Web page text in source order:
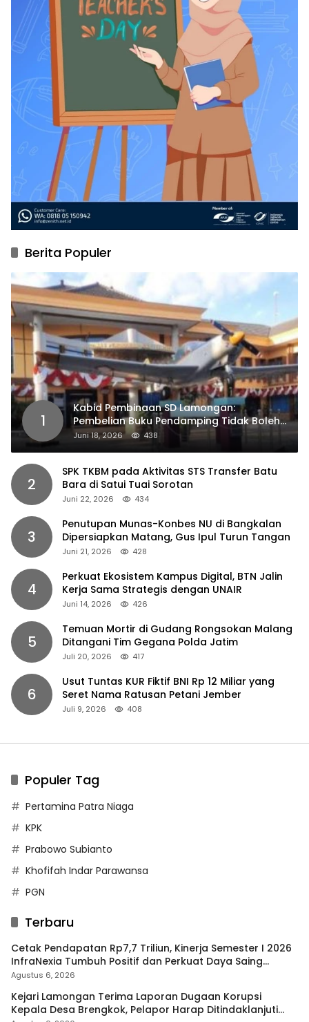
Berita Populer
1
Kabid Pembinaan SD Lamongan:
Pembelian Buku Pendamping Tidak Boleh
Dipaksakan
Juni 18, 2026 438
2
SPK TKBM pada Aktivitas STS Transfer Batu
Bara di Satui Tuai Sorotan
Juni 22, 2026 434
3
Penutupan Munas-Konbes NU di Bangkalan
Dipersiapkan Matang, Gus Ipul Turun Tangan
Juni 21, 2026 428
4
Perkuat Ekosistem Kampus Digital, BTN Jalin
Kerja Sama Strategis dengan UNAIR
Juni 14, 2026 426
5
Temuan Mortir di Gudang Rongsokan Malang
Ditangani Tim Gegana Polda Jatim
Juli 20, 2026 417
6
Usut Tuntas KUR Fiktif BNI Rp 12 Miliar yang
Seret Nama Ratusan Petani Jember
Juli 9, 2026 408
Populer Tag
Pertamina Patra Niaga
KPK
Prabowo Subianto
Khofifah Indar Parawansa
PGN
Terbaru
Cetak Pendapatan Rp7,7 Triliun, Kinerja Semester I 2026
InfraNexia Tumbuh Positif dan Perkuat Daya Saing
Industri Digital
Agustus 6, 2026
Kejari Lamongan Terima Laporan Dugaan Korupsi
Kepala Desa Brengkok, Pelapor Harap Ditindaklanjuti